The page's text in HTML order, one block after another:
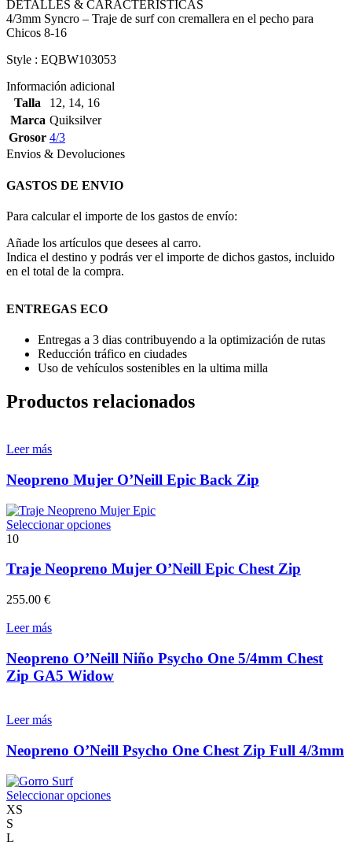
DETALLES & CARACTERÍSTICAS
4/3mm Syncro – Traje de surf con cremallera en el pecho para
Chicos 8-16
Style : EQBW103053
Información adicional
Talla
12, 14, 16
Marca Quiksilver
Grosor 4/3
Envios & Devoluciones
GASTOS DE ENVIO
Para calcular el importe de los gastos de envío:
Añade los artículos que desees al carro.
Indica el destino y podrás ver el importe de dichos gastos, incluido
en el total de la compra.
ENTREGAS ECO
Entregas a 3 dias contribuyendo a la optimización de rutas
Reducción tráfico en ciudades
Uso de vehículos sostenibles en la ultima milla
Productos relacionados
Leer más
Neopreno Mujer O’Neill Epic Back Zip
Seleccionar opcionesEste
múltiples
variantes.
elegir
en
la
10
Traje Neopreno Mujer O’Neill Epic Chest Zip
255.00 €
Leer más
Neopreno O’Neill Niño Psycho One 5/4mm Chest
Zip GA5 Widow
Leer más
Neopreno O’Neill Psycho One Chest Zip Full 4/3mm
Seleccionar opcionesEste
XS
S
L